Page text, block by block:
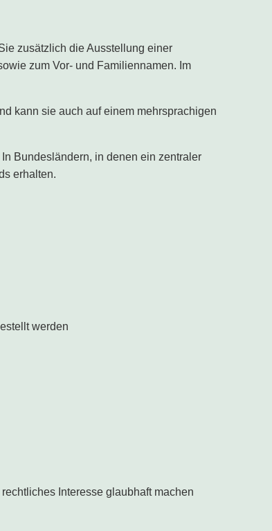
zusätzlich die Ausstellung einer
zum Vor- und Familiennamen. Im
kann sie auch auf einem mehrsprachigen
Bundesländern, in denen ein zentraler
erhalten.
werden
Interesse glaubhaft machen